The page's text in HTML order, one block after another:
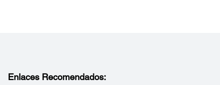
Enlaces Recomendados: